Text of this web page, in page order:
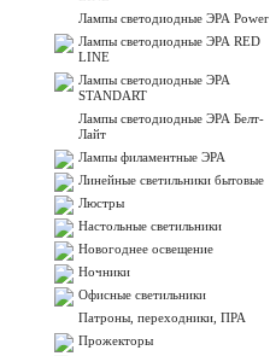
Лампы светодиодные ЭРА Power
Лампы светодиодные ЭРА RED
LINE
Лампы светодиодные ЭРА
STANDART
Лампы светодиодные ЭРА Белт-
Лайт
Лампы филаментные ЭРА
Линейные светильники бытовые
Люстры
Настольные светильники
Новогоднее освещение
Ночники
Офисные светильники
Патроны, переходники, ПРА
Прожекторы